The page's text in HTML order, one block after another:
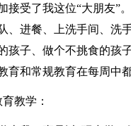
接受了我这位“大朋友”
、进餐、上洗手间、洗
孩子、做个不挑食的孩
育和常规教育在每周中
教学：